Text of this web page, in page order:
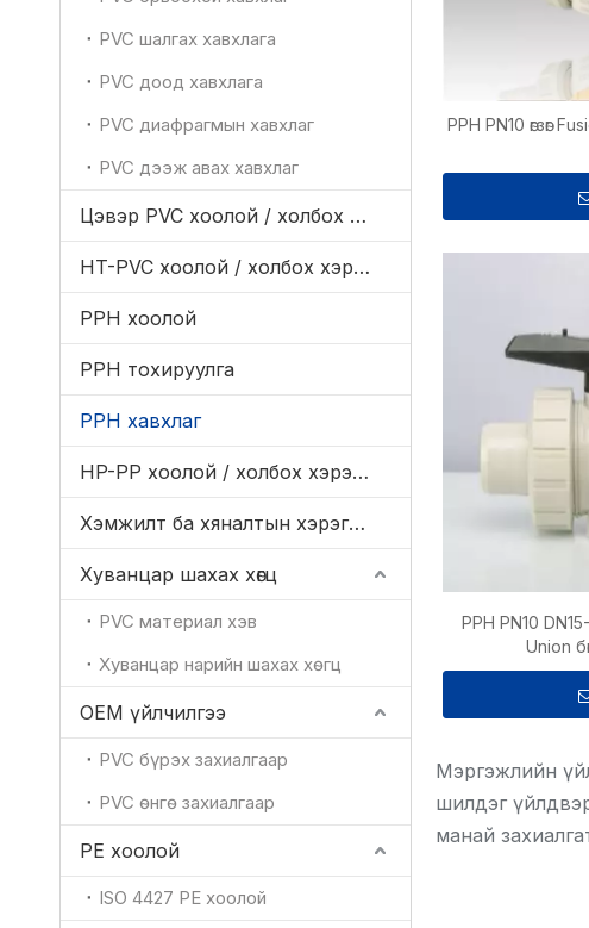
PVC шалгах хавхлага
PVC доод хавхлага
PVC диафрагмын хавхлаг
PVC дээж авах хавхлаг
Цэвэр PVC хоолой / холбох хэрэгсэл / хавхлаг
HT-PVC хоолой / холбох хэрэгсэл / хавхлаг
PPH хоолой
PPH тохируулга
PPH хавхлаг
HP-PP хоолой / холбох хэрэгсэл / хавхлаг
Хэмжилт ба хяналтын хэрэгсэл
Хуванцар шахах хөгц
PVC материал хэв
Хуванцар нарийн шахах хөгц
OEM үйлчилгээ
PVC бүрэх захиалгаар
PVC өнгө захиалгаар
PE хоолой
ISO 4427 PE хоолой
PPH PN10 өгзөг
PPH PN10
Union
Мэргэжлийн
шилдэг
манай